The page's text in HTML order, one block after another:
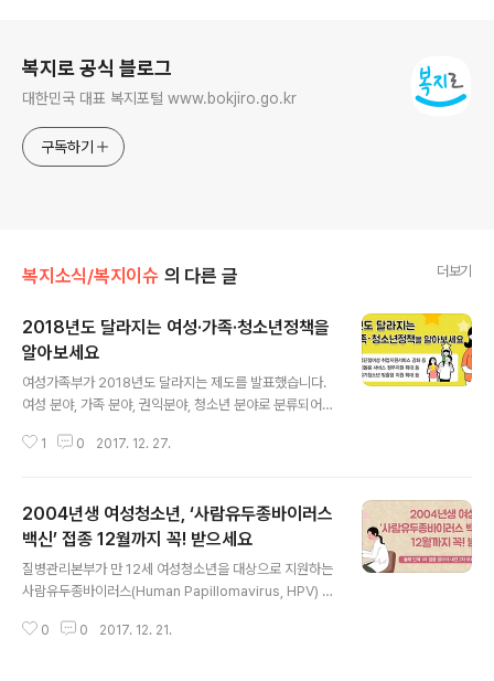
복지로 공식 블로그
대한민국 대표 복지포털 www.bokjiro.go.kr
구독하기
복지소식/복지이슈 의 다른 글 더보기
2018년도 달라지는 여성·가족·청소년정책을
알아보세요
여성가족부가 2018년도 달라지는 제도를 발표했습니다.
여성 분야, 가족 분야, 권익분야, 청소년 분야로 분류되어
■ 여성분야 혼인·육아·가사 등으로 경력이 단절된 여성의
센터(이하 '새일센터')에서 운영하는 각종 직업훈련과정,
인턴십 등을 온라인을 통해 간편하게 신청할 수 있게 된다.
새일센터는 내년 5개소가 추가 지정(155→160개소)돼
경력단절 여성들이 보다 가까운 곳에서 취업지원 서비스를
받을 수 있게 된다. 공공부문의 여성 고위직이 획기적으로
확대될 수 있도록「공공부문 여성대표성 제고 5개년 계획
1 0 2017. 12. 27.
2004년생 여성청소년, ‘사람유두종바이러스
백신’ 접종 12월까지 꼭! 받으세요
질병관리본부가 만 12세 여성청소년을 대상으로 지원하는
사람유두종바이러스(Human Papillomavirus, HPV) 예
청소년들이 빠짐없이 받도록 독려했습니다. 사람유두종바
0 0 2017. 12. 21.